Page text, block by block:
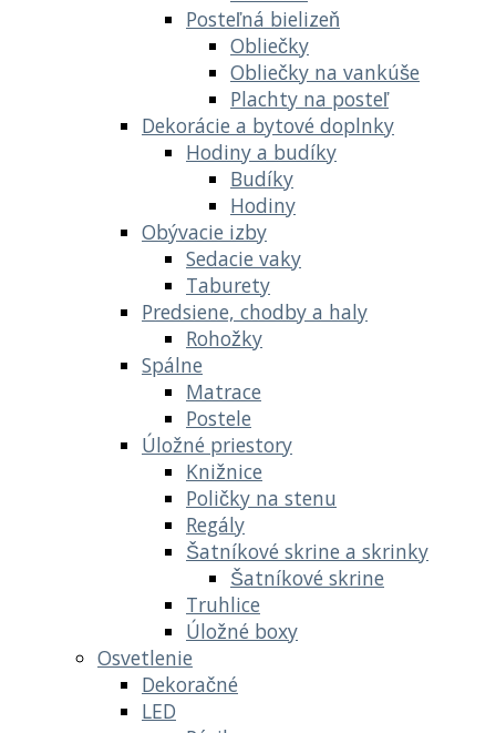
Posteľná bielizeň
Obliečky
Obliečky na vankúše
Plachty na posteľ
Dekorácie a bytové doplnky
Hodiny a budíky
Budíky
Hodiny
Obývacie izby
Sedacie vaky
Taburety
Predsiene, chodby a haly
Rohožky
Spálne
Matrace
Postele
Úložné priestory
Knižnice
Poličky na stenu
Regály
Šatníkové skrine a skrinky
Šatníkové skrine
Truhlice
Úložné boxy
Osvetlenie
Dekoračné
LED